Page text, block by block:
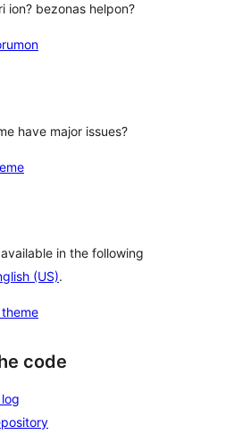
ion? bezonas helpon?
have major issues?
in the following
(US).
code